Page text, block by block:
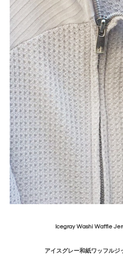
IcegrayWashi Waffle
アイスグレー和紙ワッフルジ